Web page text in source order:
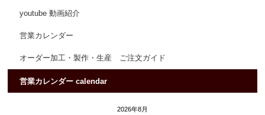
youtube 動画紹介
営業カレンダー
オーダー加工・製作・生産 ご注文ガイド
営業カレンダー calendar
2026年8月